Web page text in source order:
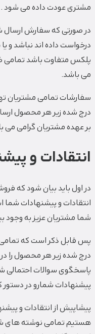
مشتری عودت داده می شود .
در صورتی که سفارش ارسال
درخواست داده اند نباشد و
پلکس متفاوت باشد تمامی
می باشد.
سفارشات تمامی مشتریان
درج شده زیر هر محصول
بر عهده مشتریان گرامی می
انتقادات و
در اول باید بیان شود که
انتقادات و پیشنهادات شما
شما مشتریان عزیز به وجود
پس قابل ذکر است که
درج شده زیر هر محصول را
پاسخگوی سوالات احتمالی
پیشنهادات شمارو در دستور
پیشاپیش از انتقادات و
هستیم تمامی نوشته های